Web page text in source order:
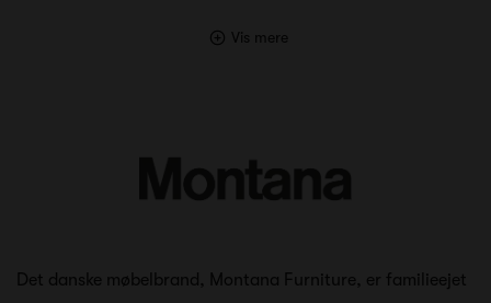
Vis mere
Det danske møbelbrand, Montana Furniture, er familieejet